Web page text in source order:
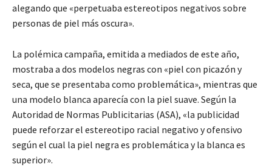
alegando que «perpetuaba estereotipos negativos sobre
personas de piel más oscura».
La polémica campaña, emitida a mediados de este año,
mostraba a dos modelos negras con «piel con picazón y
seca, que se presentaba como problemática», mientras que
una modelo blanca aparecía con la piel suave. Según la
Autoridad de Normas Publicitarias (ASA), «la publicidad
puede reforzar el estereotipo racial negativo y ofensivo
según el cual la piel negra es problemática y la blanca es
superior».